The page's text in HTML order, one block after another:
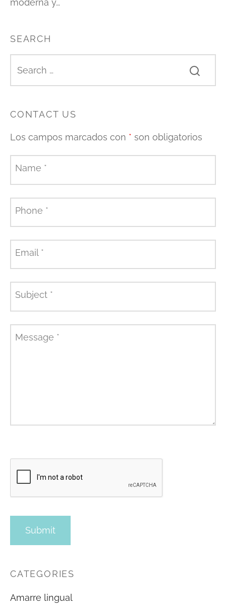
moderna y…
SEARCH
CONTACT US
Los campos marcados con * son obligatorios
Name *
Phone *
Email *
Subject *
Message *
CATEGORIES
Amarre lingual